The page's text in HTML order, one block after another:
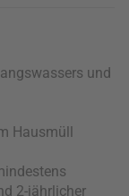
und
Hausmüll
2-jährlicher